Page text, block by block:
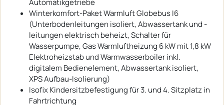
Winterkomfort-Paket Warmluft Globebus I6
(Unterbodenleitungen isoliert, Abwassertank und -
leitungen elektrisch beheizt, Schalter für
Wasserpumpe, Gas Warmluftheizung 6 kW mit 1,8 kW
Elektroheizstab und Warmwasserboiler inkl.
digitalem Bedienelement, Abwassertank isoliert,
XPS Aufbau-Isolierung)
Isofix Kindersitzbefestigung für 3. und 4. Sitzplatz in
Fahrtrichtung